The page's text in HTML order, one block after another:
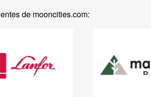
de mooncities.com: